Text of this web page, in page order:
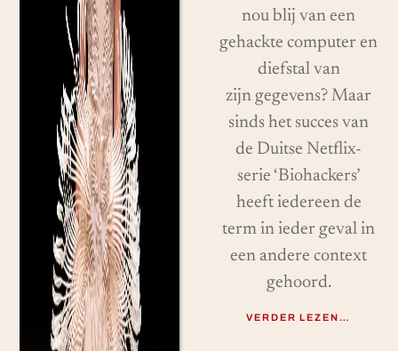
nou blij van een
gehackte computer en
diefstal van
zijn gegevens? Maar
sinds het succes van
de Duitse Netflix-
serie ‘Biohackers’
heeft iedereen de
term in ieder geval in
een andere context
gehoord.
VERDER LEZEN…